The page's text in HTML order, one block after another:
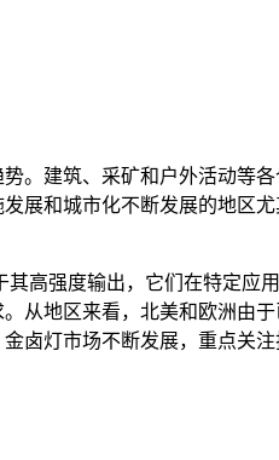
。建筑、采矿和户外活动等
展和城市化不断发展的地区
高强度输出，它们在特定
从地区来看，北美和欧洲由
卤灯市场不断发展，重点关